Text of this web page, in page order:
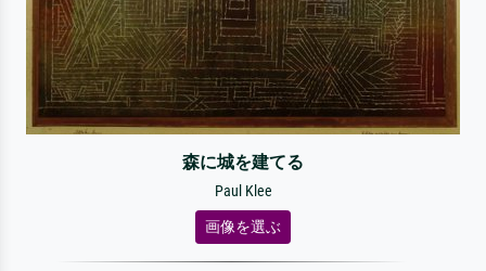
森に城を建てる
Paul Klee
画像を選ぶ